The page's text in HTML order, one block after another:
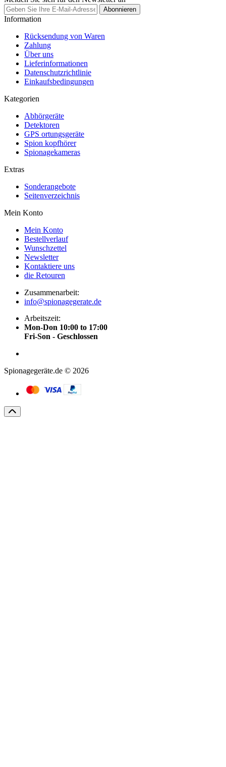
Abonnieren
Information
Rücksendung von Waren
Zahlung
Über uns
Lieferinformationen
Datenschutzrichtlinie
Einkaufsbedingungen
Kategorien
Abhörgeräte
Detektoren
GPS ortungsgeräte
Spion kopfhörer
Spionagekameras
Extras
Sonderangebote
Seitenverzeichnis
Mein Konto
Mein Konto
Bestellverlauf
Wunschzettel
Newsletter
Kontaktiere uns
die Retouren
Zusammenarbeit:
info@spionagegerate.de
Arbeitszeit:
Mon-Don 10:00 to 17:00
Fri-Son - Geschlossen
Spionagegeräte.de © 2026